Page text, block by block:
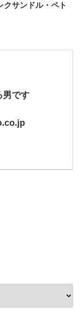
クサンドル・ペト
男です